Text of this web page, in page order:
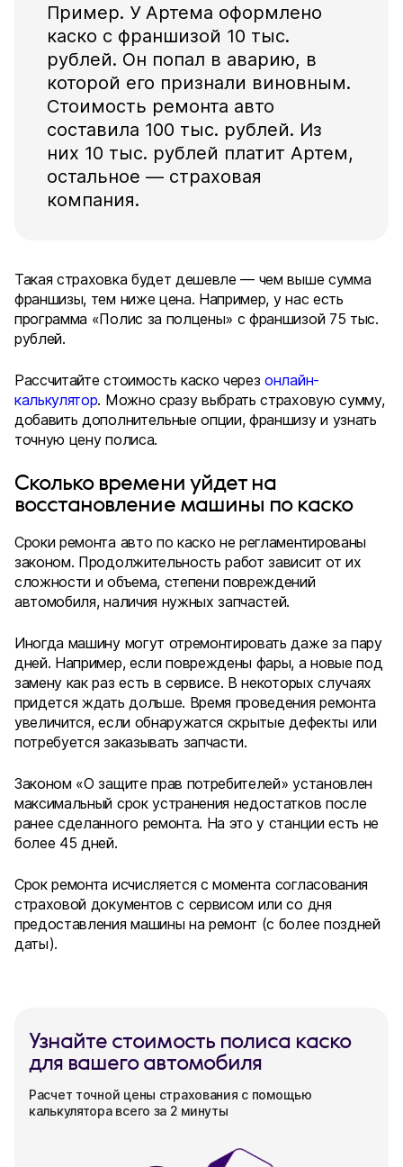
Пример. У Артема оформлено
каско с франшизой 10 тыс.
рублей. Он попал в аварию, в
которой его признали виновным.
Стоимость ремонта авто
составила 100 тыс. рублей. Из
них 10 тыс. рублей платит Артем,
остальное — страховая
компания.
Такая страховка будет дешевле — чем выше сумма
франшизы, тем ниже цена. Например, у нас есть
программа «Полис за полцены» с франшизой 75 тыс.
рублей.
Рассчитайте стоимость каско черезонлайн-
калькулятор. Можно сразу выбрать страховую сумму,
добавить дополнительные опции, франшизу и узнать
точную цену полиса.
Сколько времени уйдет на
восстановление машины по каско
Сроки ремонта авто по каско не регламентированы
законом. Продолжительность работ зависит от их
сложности и объема, степени повреждений
автомобиля, наличия нужных запчастей.
Иногда машину могут отремонтировать даже за пару
дней. Например, если повреждены фары, а новые под
замену как раз есть в сервисе. В некоторых случаях
придется ждать дольше. Время проведения ремонта
увеличится, если обнаружатся скрытые дефекты или
потребуется заказывать запчасти.
Законом «О защите прав потребителей» установлен
максимальный срок устранения недостатков после
ранее сделанного ремонта. На это у станции есть не
более 45 дней.
Срок ремонта исчисляется с момента согласования
страховой документов с сервисом или со дня
предоставления машины на ремонт (с более поздней
даты).
Узнайте стоимость полиса каско
для вашего автомобиля
Расчет точной цены страхования с помощью
калькулятора всего за 2 минуты